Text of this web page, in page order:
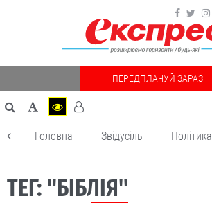
ПЕРЕДПЛАЧУЙ ЗАРАЗ!
Головна Звідусіль Політика
ТЕГ: "БІБЛІЯ"